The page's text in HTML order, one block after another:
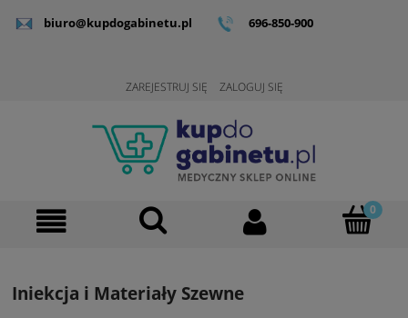
biuro@kupdogabinetu.pl 696-850-900
ZAREJESTRUJ SIĘ ZALOGUJ SIĘ
Iniekcja i Materiały Szewne